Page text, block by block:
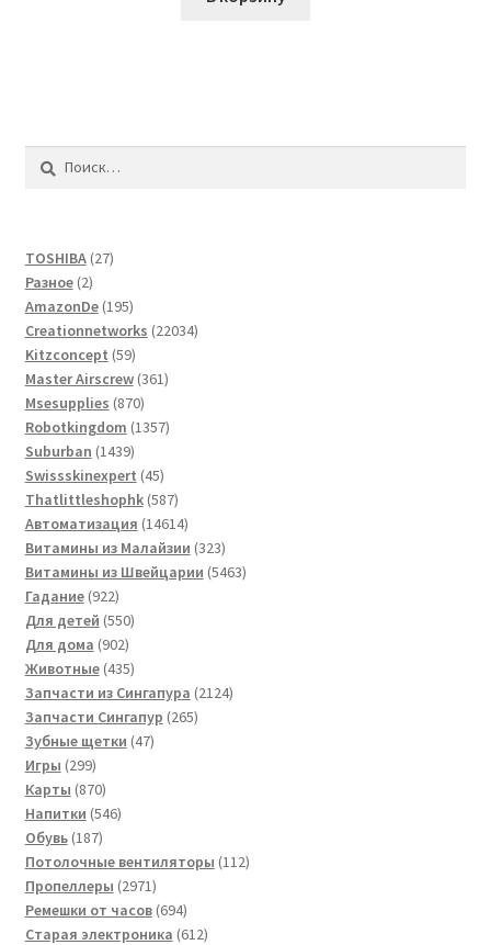
Найти:
TOSHIBA 2727
Разное 22
товара
AmazonDe 195195
товаров
Creationnetworks 2203422034
Kitzconcept 5959
товаров
Master Airscrew 361361
Msesupplies 870870
товаров
Robotkingdom 13571357
Suburban 14391439
товаров
Swissskinexpert 4545
товаров
Thatlittleshophk 587587
товаров
Автоматизация 1461414614
товаров
Витамины из Малайзии 323323
товара
Витамины из Швейцарии 54635463
Гадание 922922
товара
Для детей 550550
Для дома 902902
товара
Животные 435435
товаров
Запчасти из Сингапура 21242124
Запчасти Сингапур 265265
Зубные щетки 4747
Игры 299299
товаров
Карты 870870
товаров
Напитки 546546
Обувь 187187
товаров
Потолочные вентиляторы 112112
Пропеллеры 29712971
товар
Ремешки от часов 694694
товара
Старая электроника 612612